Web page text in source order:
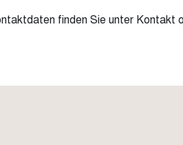
finden Sie unter Kontakt